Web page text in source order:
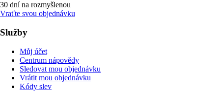
30 dní na rozmyšlenou
Vraťte svou objednávku
Služby
Můj účet
Centrum nápovědy
Sledovat mou objednávku
Vrátit mou objednávku
Kódy slev